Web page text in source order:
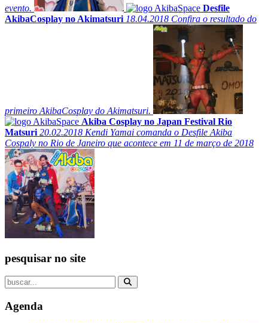
evento.
Desfile
AkibaCosplay no Akimatsuri 18.04.2018 Confira o resultado do
primeiro AkibaCosplay do Akimatsuri.
Akiba Cosplay no Japan Festival Rio
Matsuri 20.02.2018 Kendi Yamai comanda o Desfile Akiba
Cospaly no Rio de Janeiro que acontece em 11 de março de 2018
pesquisar no site
Agenda